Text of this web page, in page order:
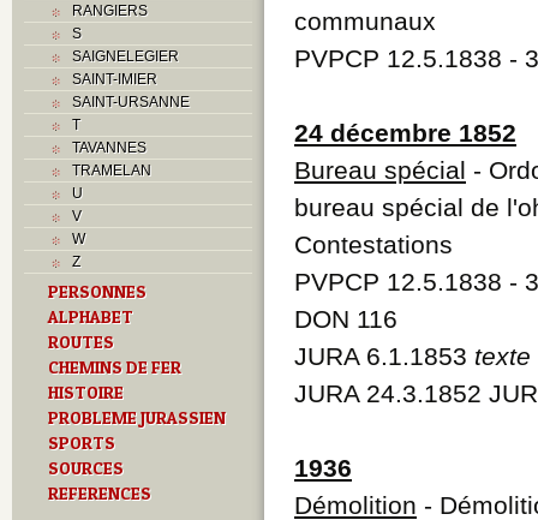
H
I
J
K
M
Monuments historiques
Paroisses
R
S
Sociétés locales
T
U
V
Z
RANGIERS
S
SAIGNELEGIER
SAINT-IMIER
SAINT-URSANNE
T
TAVANNES
TRAMELAN
U
V
W
Z
PERSONNES
ALPHABET
ROUTES
CHEMINS DE FER
HISTOIRE
PROBLEME JURASSIEN
SPORTS
SOURCES
REFERENCES
communaux
PVPCP 12.5.1838 -
24 décembre 1852
Bureau spécial -
bureau spécial de
Contestations
PVPCP 12.5.1838 -
DON 116
JURA 6.1.1853 texte
JURA 24.3.1852
1936
Démolition -